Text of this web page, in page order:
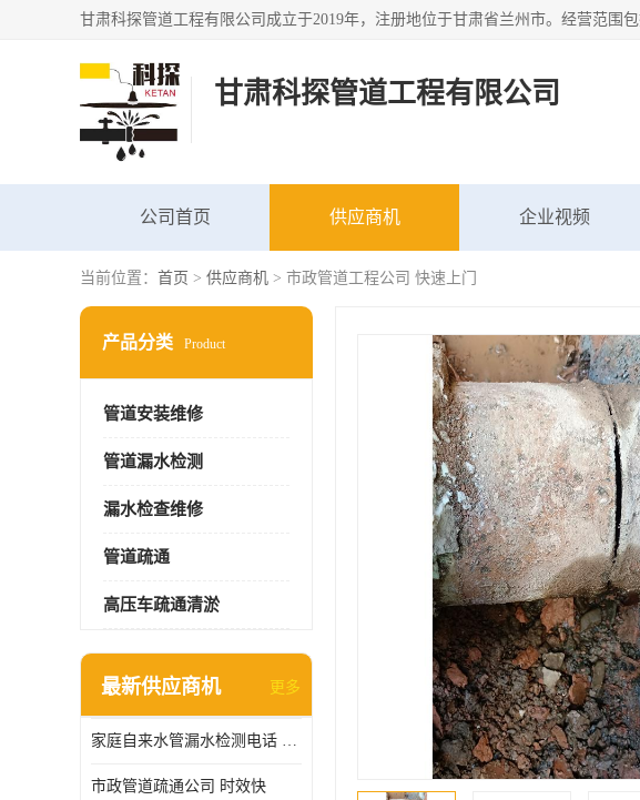
甘肃科探管道工程有限公司
公司首页 供应商机 企业视频
当前位置： 首页 > 供应商机 > 市政管道工程公司 快速上门
产品分类 Product
管道安装维修
管道漏水检测
漏水检查维修
管道疏通
高压车疏通清淤
最新供应商机 更多
家庭自来水管漏水检测电话 服务周到
市政管道疏通公司 时效快